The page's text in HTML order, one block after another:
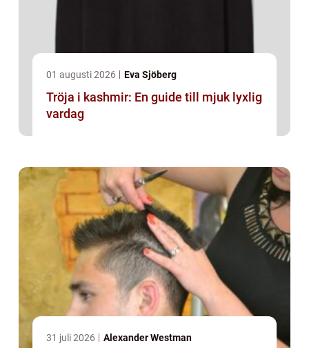
01 augusti 2026 Eva Sjöberg
Tröja i kashmir: En guide till mjuk lyxlig
vardag
31 juli 2026 Alexander Westman